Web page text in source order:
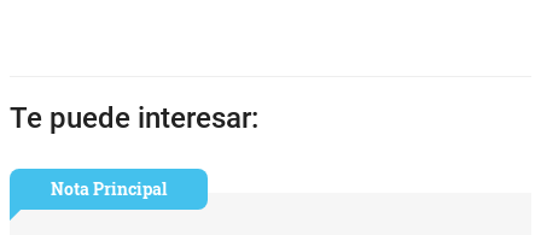
Te puede interesar:
Nota Principal